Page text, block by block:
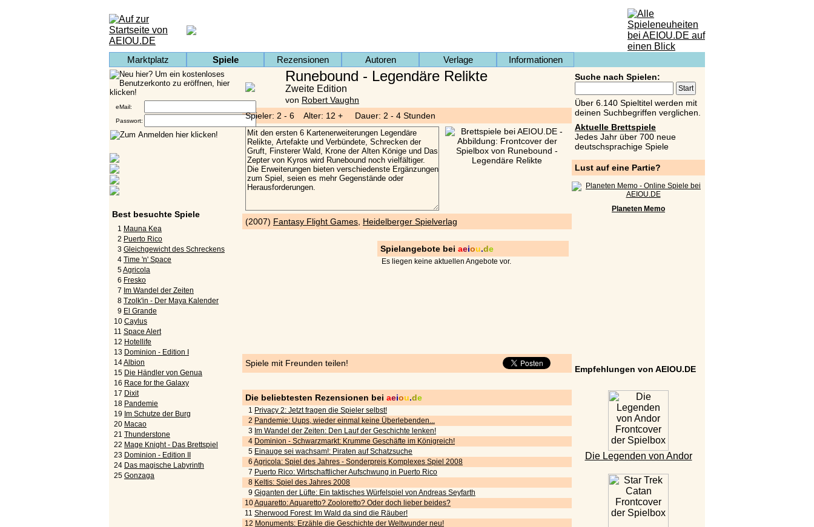
Marktplatz Spiele Rezensionen Autoren Verlage Informationen
eMail:
Passwort:
Best besuchte Spiele
1 Mauna Kea
2 Puerto Rico
3 Gleichgewicht des Schreckens
4 Time 'n' Space
5Agricola
6 Fresko
7 Im Wandel der Zeiten
8 Tzolk'in - Der Maya Kalender
9 El Grande
10 Caylus
11 Space Alert
12 Hotellife
13 Dominion - Edition I
14Albion
15 Die Händler von Genua
16 Race for the Galaxy
17 Dixit
18 Pandemie
19 Im Schutze der Burg
20 Macao
21 Thunderstone
22 Mage Knight - Das Brettspiel
23 Dominion - Edition II
24 Das magische Labyrinth
25 Gonzaga
Suche nach Spielen:
Über 6.140 Spieltitel werden mit
deinen Suchbegriffen verglichen.
Aktuelle Brettspiele
Jedes Jahr über 700 neue
deutschsprachige Spiele
Lust auf eine Partie?
Planeten Memo
Empfehlungen von AEIOU.DE
Die Legenden von Andor
Runebound - Legendäre Relikte
Zweite Edition
von Robert Vaughn
Spieler: 2 - 6 Alter: 12 + Dauer: 2 - 4 Stunden
(2007) Fantasy Flight Games Heidelberger Spielverlag
Spielangebote bei aeiou.de
Es liegen keine aktuellen Angebote vor.
Spiele mit Freunden teilen!
Die beliebtesten Rezensionen bei aeiou.de
1 Privacy 2: Jetzt fragen die Spieler selbst!
2 Pandemie: Uups, wieder einmal keine Überlebenden...
3 Im Wandel der Zeiten: Den Lauf der Geschichte lenken!
4 Dominion - Schwarzmarkt: Krumme Geschäfte im Königreich!
5 Einauge sei wachsam!: Piraten auf Schatzsuche
6 Agricola: Spiel des Jahres - Sonderpreis Komplexes Spiel 2008
7 Puerto Rico: Wirtschaftlicher Aufschwung in Puerto Rico
8 Keltis: Spiel des Jahres 2008
9 Giganten der Lüfte: Ein taktisches Würfelspiel von Andreas Seyfarth
10Aquaretto: Aquaretto? Zooloretto? Oder doch lieber beides?
11 Sherwood Forest: Im Wald da sind die Räuber!
12 Monuments: Erzähle die Geschichte der Weltwunder neu!